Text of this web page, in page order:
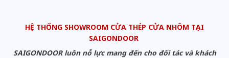
HỆ THỐNG SHOWROOM CỬA THÉP CỬA NHÔM TẠI
SAIGONDOOR
SAIGONDOOR luôn nỗ lực mang đến cho đối tác và khách